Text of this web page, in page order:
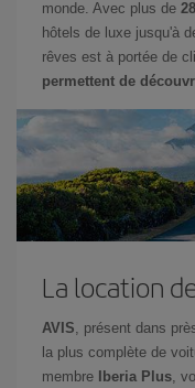
monde. Avec plus de
hôtels de luxe jusqu'à
rêves est à portée de
permettent de
La location
AVIS, présent dans
la plus complète de
membre
Iberia Plus,